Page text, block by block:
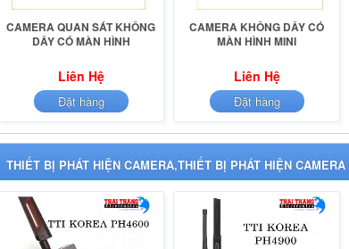
CAMERA QUAN SÁT KHÔNG
DÂY CÓ MÀN HÌNH
Liên Hệ
Đặt hàng
CAMERA KHÔNG DÂY CÓ
MÀN HÌNH MINI
Liên Hệ
Đặt hàng
THIẾT BỊ PHÁT HIỆN CAMERA,THIẾT BỊ PHÁT HIỆN